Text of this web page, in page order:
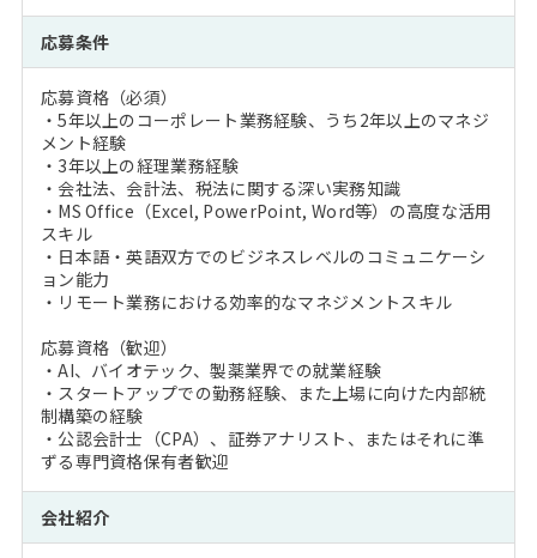
応募条件
応募資格（必須）
・5年以上のコーポレート業務経験、うち2年以上のマネジ
メント経験
・3年以上の経理業務経験
・会社法、会計法、税法に関する深い実務知識
・MS Office（Excel, PowerPoint, Word等）の高度な活用
スキル
・日本語・英語双方でのビジネスレベルのコミュニケーシ
ョン能力
・リモート業務における効率的なマネジメントスキル
応募資格（歓迎）
・AI、バイオテック、製薬業界での就業経験
・スタートアップでの勤務経験、また上場に向けた内部統
制構築の経験
・公認会計士（CPA）、証券アナリスト、またはそれに準
ずる専門資格保有者歓迎
会社紹介